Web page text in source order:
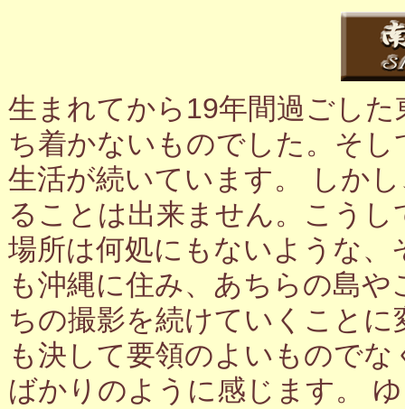
生まれてから19年間過ごし
ち着かないものでした。そ
生活が続いています。 しか
ることは出来ません。こう
場所は何処にもないような
も沖縄に住み、あちらの島
ちの撮影を続けていくこと
も決して要領のよいもので
ばかりのように感じます。